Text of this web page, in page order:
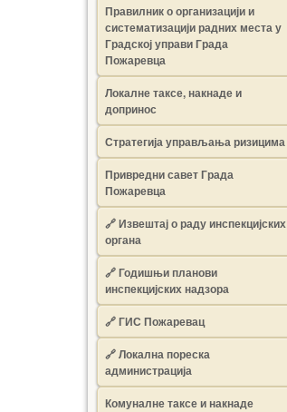
Правилник о организацији и
систематизацији радних места у
Градској управи Града
Пожаревца
Локалне таксе, накнаде и
допринос
Стратегија управљања ризицима
Привредни савет Града
Пожаревца
🔗Извештај о раду инспекцијских
органа
🔗Годишњи планови
инспекцијских надзора
🔗 ГИС Пожаревац
🔗 Локална пореска
администрација
Комуналне таксе и накнаде